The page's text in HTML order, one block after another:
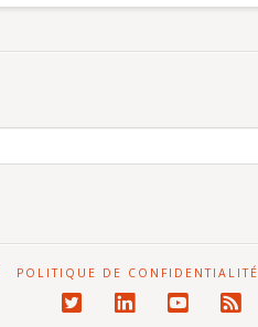
POLITIQUE DE CONFIDENTIALITÉ